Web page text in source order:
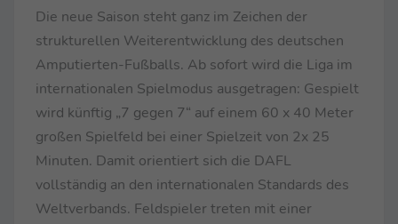
Die neue Saison steht ganz im Zeichen der
strukturellen Weiterentwicklung des deutschen
Amputierten-Fußballs. Ab sofort wird die Liga im
internationalen Spielmodus ausgetragen: Gespielt
wird künftig „7 gegen 7“ auf einem 60 x 40 Meter
großen Spielfeld bei einer Spielzeit von 2x 25
Minuten. Damit orientiert sich die DAFL
vollständig an den internationalen Standards des
Weltverbands. Feldspieler treten mit einer